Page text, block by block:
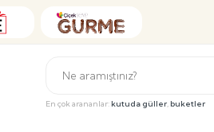
En çok arananlar: kutuda güller, buketler